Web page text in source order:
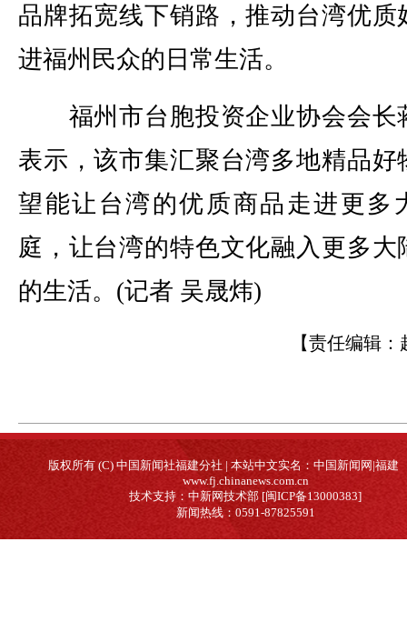
品牌拓宽线下销路，推动台湾优质
进福州民众的日常生活。
福州市台胞投资企业协会会长
表示，该市集汇聚台湾多地精品好
望能让台湾的优质商品走进更多
庭，让台湾的特色文化融入更多大
的生活。(记者 吴晟炜)
【责任编辑：
版权所有 (C) 中国新闻社福建分社 | 本站中文实名：中国新闻网|福建
www.fj.chinanews.com.cn
技术支持：中新网技术部 [闽ICP备13000383]
新闻热线：0591-87825591